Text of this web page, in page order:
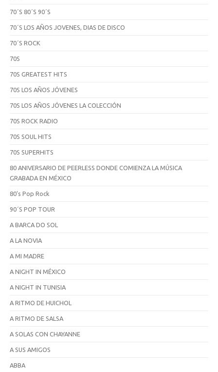
70´S 80´S 90´S
70´S LOS AÑOS JOVENES, DIAS DE DISCO
70´S ROCK
70S
70S GREATEST HITS
70S LOS AÑOS JÓVENES
70S LOS AÑOS JÓVENES LA COLECCIÓN
70S ROCK RADIO
70S SOUL HITS
70S SUPERHITS
80 ANIVERSARIO DE PEERLESS DONDE COMIENZA LA MÚSICA
GRABADA EN MÉXICO
80's Pop Rock
90´S POP TOUR
A BARCA DO SOL
A LA NOVIA
A MI MADRE
A NIGHT IN MÉXICO
A NIGHT IN TUNISIA
A RITMO DE HUICHOL
A RITMO DE SALSA
A SOLAS CON CHAYANNE
A SUS AMIGOS
ABBA